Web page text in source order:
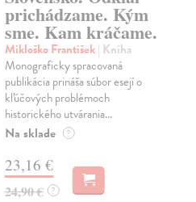
prichádzame. Kým
sme. Kam kráčame.
Mikloško František| Kniha
Monograficky spracovaná
publikácia prináša súbor esejí o
kľúčových problémoch
historického utvárania...
Na sklade ?
23,16 €
24,90 € ?